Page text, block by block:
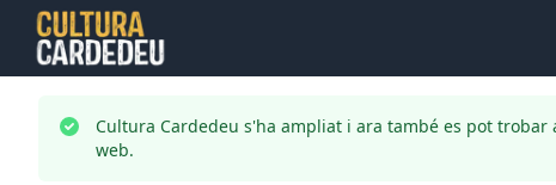
Cultura Cardedeu s'ha ampliat i ara també es pot trobar
web.